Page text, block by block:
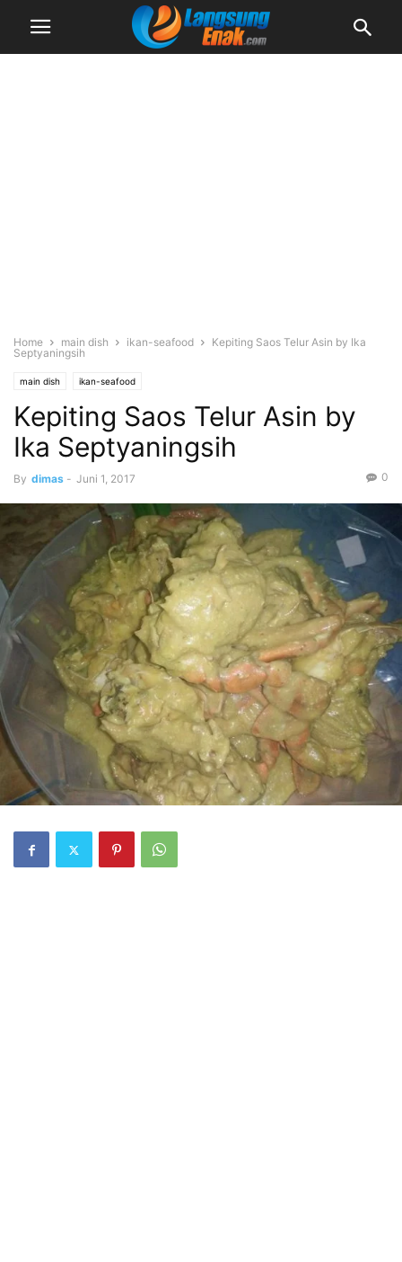
Home main dish ikan-seafood
Kepiting Saos Telur Asin by Ika
Septyaningsih
main dish ikan-seafood
Kepiting Saos Telur Asin by
Ika Septyaningsih
By dimas - Juni 1, 2017 0